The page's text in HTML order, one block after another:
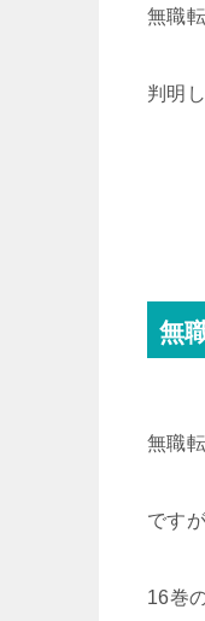
無職
判明
無
無職
です
16巻